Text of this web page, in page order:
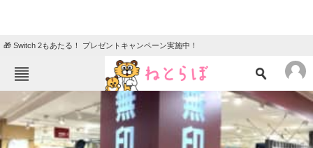
🎁 Switch 2もあたる！ プレゼントキャンペーン実施中！
ねとらぼメニュー
TOP ニュース
エンタメ